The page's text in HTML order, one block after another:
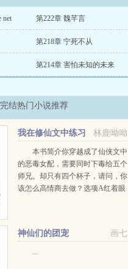
net 第222章 魏芊言
第218章 宁死不从
第214章 害怕未知的未来
结热门小说推荐
林鹿呦呦
我在修仙文中练习
心眼子本书简介你穿越成了仙侠文中
的恶毒女配，需要同时下毒给五个
师兄。却只有四个杯子，请问，你
该怎么高情商去做？选项A红着眼
画七
神仙们的团宠
...